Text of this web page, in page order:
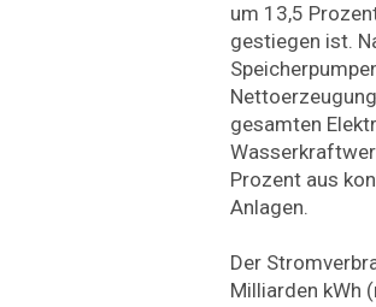
um 13,5
gestiegen ist.
gesamten
Prozent aus
Anlagen.
Der
Milliarden kWh